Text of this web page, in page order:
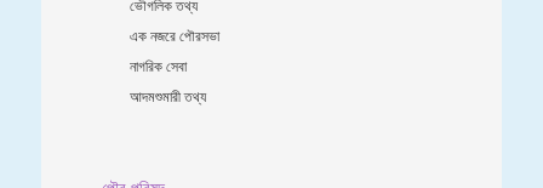
এক নজরে পৌরসভা
নাগরিক সেবা
আদমশুমারী তথ্য